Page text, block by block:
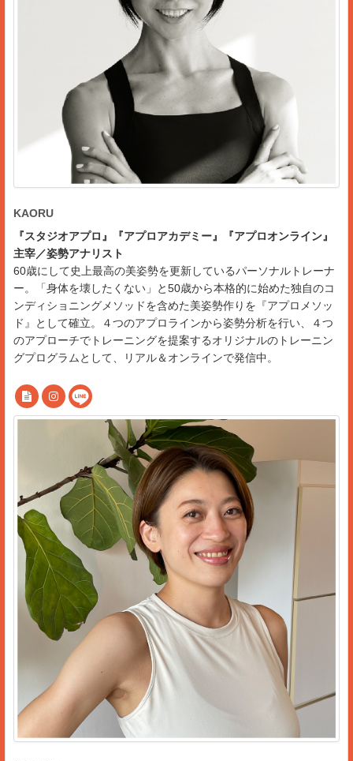
KAORU
『スタジオアプロ』『アプロアカデミー』『アプロオンライン』
主宰／姿勢アナリスト
60歳にして史上最高の美姿勢を更新しているパーソナルトレーナ
ー。「身体を壊したくない」と50歳から本格的に始めた独自のコ
ンディショニングメソッドを含めた美姿勢作りを『アプロメソッ
ド』として確立。４つのアプロラインから姿勢分析を行い、４つ
のアプローチでトレーニングを提案するオリジナルのトレーニン
グプログラムとして、リアル＆オンラインで発信中。